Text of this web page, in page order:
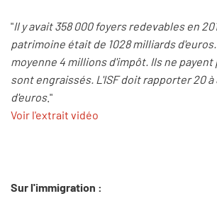
"Il y avait 358 000 foyers redevables en
patrimoine était de 1028 milliards
moyenne 4 millions d'impôt. Ils ne payent
sont engraissés. L'ISF doit rapporter 20 à
d'euros."
Voir l'extrait vidéo
Sur l'immigration :